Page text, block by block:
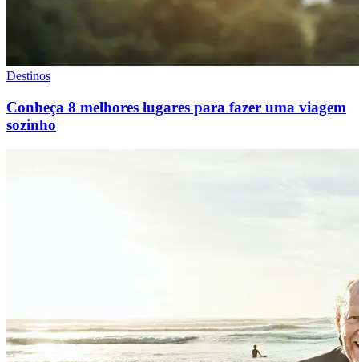
Destinos
Conheça 8 melhores lugares para fazer uma viagem
sozinho